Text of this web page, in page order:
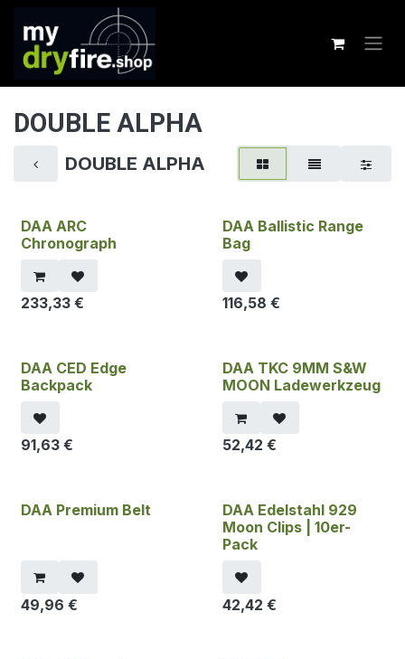
DOUBLE ALPHA
DOUBLE ALPHA
DAA ARC
Chronograph
233,33 €
DAA Ballistic Range
Bag
116,58 €
DAA CED Edge
Backpack
91,63 €
DAA TKC 9MM S&W
MOON Ladewerkzeug
52,42 €
DAA Premium Belt
49,96 €
DAA Edelstahl 929
Moon Clips | 10er-
Pack
42,42 €